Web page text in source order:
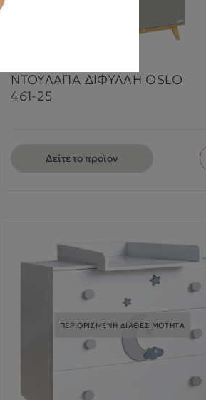
ΝΤΟΥΛΑΠΑ ΔΙΦΥΛΛΗ OSLO
461-25
Δείτε το προϊόν
ΠΕΡΙΟΡΙΣΜΕΝΗ ΔΙΑΘΕΣΙΜΟΤΗΤΑ